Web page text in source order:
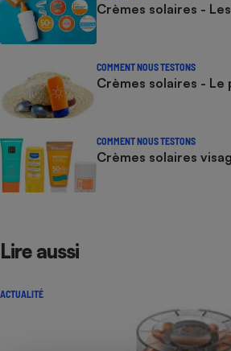
Crèmes solaires -
COMMENT NOUS TESTONS
Crèmes solaires -
COMMENT NOUS TESTONS
Crèmes solaires
Lire aussi
ACTUALITÉ